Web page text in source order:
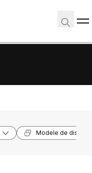
Modele de